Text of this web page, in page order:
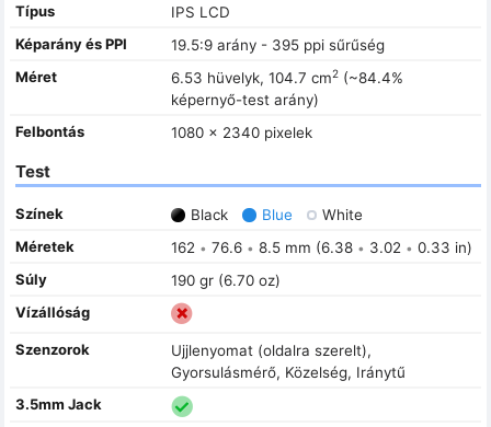
Típus
IPS LCD
Képarány és PPI
19.5:9 arány - 395 ppi sűrűség
Méret
6.53 hüvelyk, 104.7 cm2(~84.4%
képernyő-test arány)
Felbontás
1080 x 2340 pixelek
Test
Színek Black Blue
White
Méretek
162 • 76.6 • 8.5 mm (6.38 • 3.02 • 0.33 in)
Súly
190 gr (6.70 oz)
Vízállóság
Szenzorok
Ujjlenyomat (oldalra szerelt),
Gyorsulásmérő, Közelség, Iránytű
3.5mm Jack